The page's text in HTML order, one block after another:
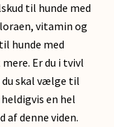
til hunde med
vitamin og
hunde med
Er du i tvivl
skal vælge til
en hel
af denne viden.